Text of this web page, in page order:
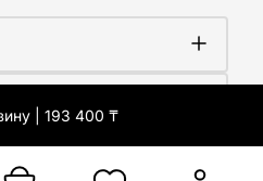
| 193 400 ₸